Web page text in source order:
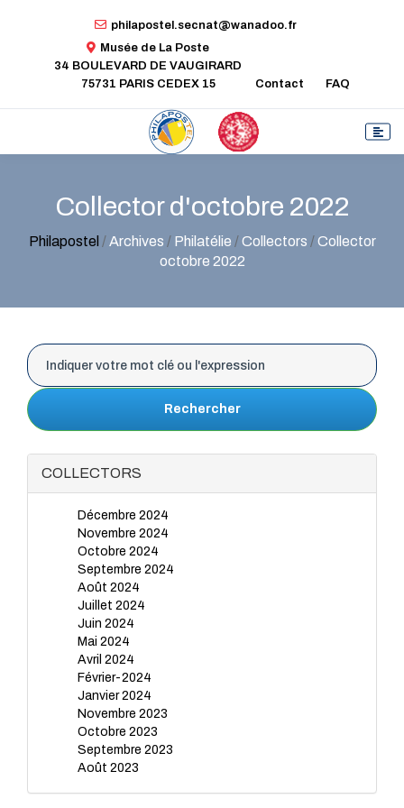
philapostel.secnat@wanadoo.fr
Musée de La Poste
34 BOULEVARD DE VAUGIRARD
75731 PARIS CEDEX 15
Contact FAQ
Collector d'octobre 2022
Philapostel /Archives / Philatélie /Collectors /Collector
octobre 2022
Rechercher
COLLECTORS
Décembre 2024
Novembre 2024
Octobre 2024
Septembre 2024
Août 2024
Juillet 2024
Juin 2024
Mai 2024
Avril 2024
Février-2024
Janvier 2024
Novembre 2023
Octobre 2023
Septembre 2023
Août 2023